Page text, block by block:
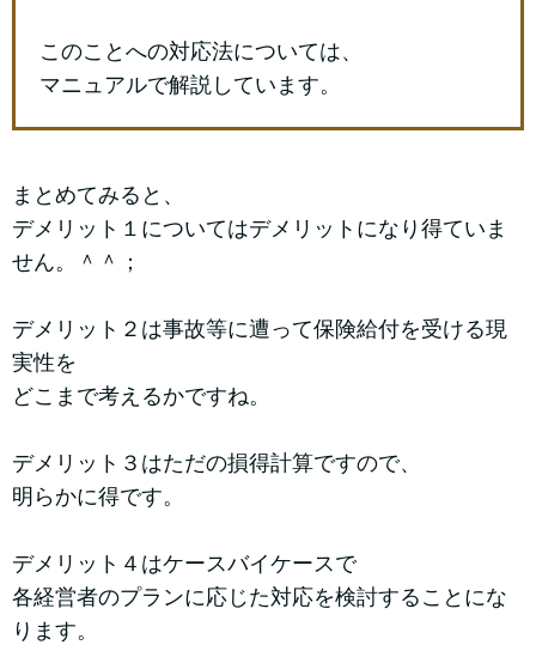
このことへの対応法については、
マニュアルで解説しています。
まとめてみると、
デメリット１についてはデメリットになり得ていま
せん。＾＾；
デメリット２は事故等に遭って保険給付を受ける現
実性を
どこまで考えるかですね。
デメリット３はただの損得計算ですので、
明らかに得です。
デメリット４はケースバイケースで
各経営者のプランに応じた対応を検討することにな
ります。